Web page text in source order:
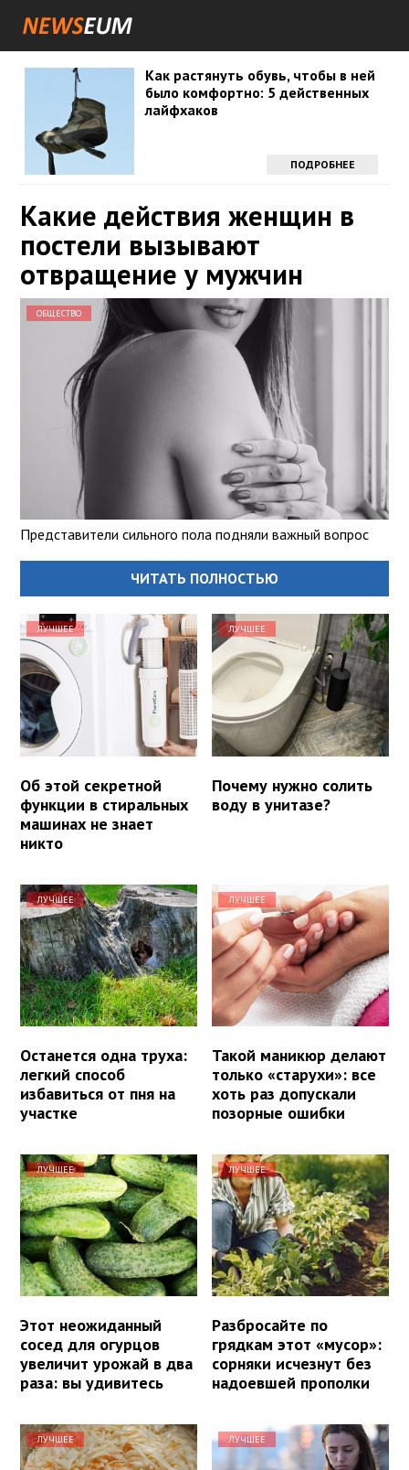
Как растянуть обувь, чтобы в ней
было комфортно: 5 действенных
лайфхаков
ПОДРОБНЕЕ
Какие действия женщин в
постели вызывают
отвращение у мужчин
ОБЩЕСТВО
Представители сильного пола подняли важный вопрос
ЧИТАТЬ ПОЛНОСТЬЮ
ЛУЧШЕЕ
Об этой секретной
функции в стиральных
машинах не знает
никто
ЛУЧШЕЕ
Почему нужно солить
воду в унитазе?
ЛУЧШЕЕ
Останется одна труха:
легкий способ
избавиться от пня на
участке
ЛУЧШЕЕ
Такой маникюр делают
только «старухи»: все
хоть раз допускали
позорные ошибки
ЛУЧШЕЕ
Этот неожиданный
сосед для огурцов
увеличит урожай в два
раза: вы удивитесь
ЛУЧШЕЕ
Разбросайте по
грядкам этот «мусор»:
сорняки исчезнут без
надоевшей прополки
ЛУЧШЕЕ ЛУЧШЕЕ